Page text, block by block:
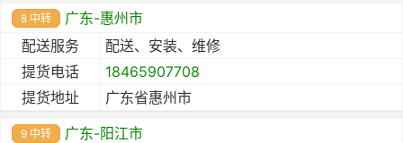
8 中转
广东-惠州市
配送服务
配送、安装、维修
提货电话
18465907708
提货地址
广东省惠州市
9 中转 广东-阳江市